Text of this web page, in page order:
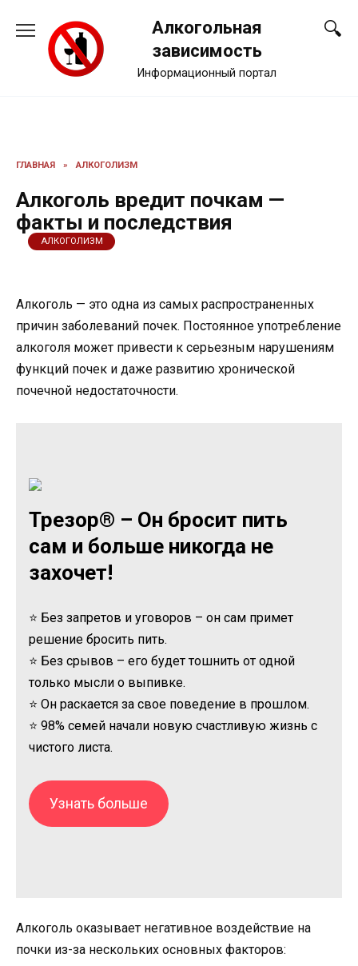
содержанию
Алкогольная
зависимость
Информационный портал
ГЛАВНАЯ » АЛКОГОЛИЗМ
Алкоголь вредит почкам —
факты и последствия
АЛКОГОЛИЗМ
Алкоголь — это одна из самых распространенных
причин заболеваний почек. Постоянное употребление
алкоголя может привести к серьезным нарушениям
функций почек и даже развитию хронической
почечной недостаточности.
Трезор® – Он бросит пить
сам и больше никогда не
захочет!
⭐ Без запретов и уговоров – он сам примет
решение бросить пить.
⭐ Без срывов – его будет тошнить от одной
только мысли о выпивке.
⭐ Он раскается за свое поведение в прошлом.
⭐ 98% семей начали новую счастливую жизнь с
чистого листа.
Узнать больше
Алкоголь оказывает негативное воздействие на
почки из-за нескольких основных факторов: